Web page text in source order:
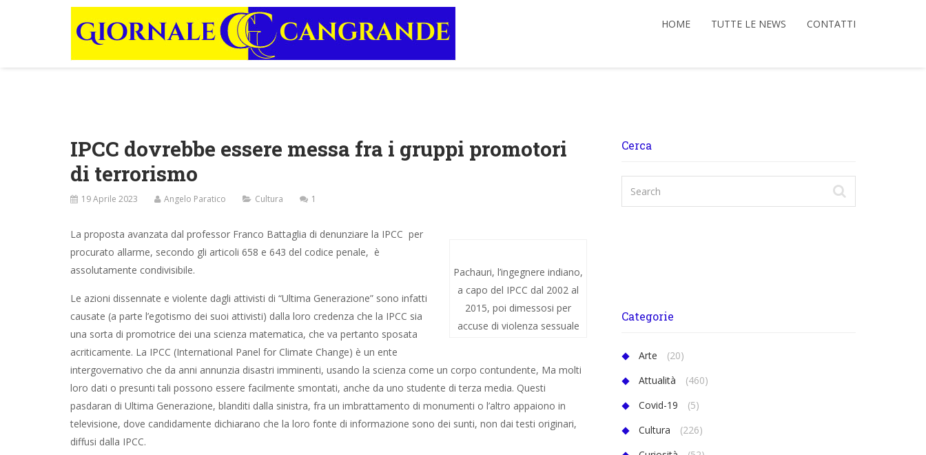
HOME TUTTE LE NEWS CONTATTI
IPCC dovrebbe essere messa fra i gruppi promotori
di terrorismo
19 Aprile 2023 Angelo Paratico Cultura 1
Pachauri, l’ingegnere indiano,
a capo del IPCC dal 2002 al
2015, poi dimessosi per
accuse di violenza sessuale
La proposta avanzata dal professor Franco Battaglia di denunziare la IPCC per
procurato allarme, secondo gli articoli 658 e 643 del codice penale, è
assolutamente condivisibile.
Le azioni dissennate e violente dagli attivisti di “Ultima Generazione” sono infatti
causate (a parte l’egotismo dei suoi attivisti) dalla loro credenza che la IPCC sia
una sorta di promotrice dei una scienza matematica, che va pertanto sposata
acriticamente. La IPCC (International Panel for Climate Change) è un ente
intergovernativo che da anni annunzia disastri imminenti, usando la scienza come un corpo contundente, Ma molti
loro dati o presunti tali possono essere facilmente smontati, anche da uno studente di terza media. Questi
pasdaran di Ultima Generazione, blanditi dalla sinistra, fra un imbrattamento di monumenti o l’altro appaiono in
televisione, dove candidamente dichiarano che la loro fonte di informazione sono dei sunti, non dai testi originari,
diffusi dalla IPCC.
Cerca
Categorie
Arte
(20)
Attualità
(460)
Covid-19
(5)
Cultura
(226)